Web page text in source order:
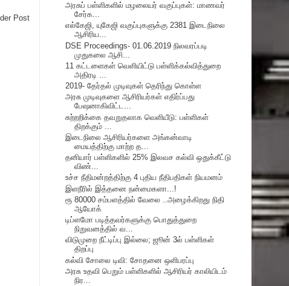
Post
அரசுப் பள்ளிகளில் மழலையர் வகுப்புகள்: மாணவர்
சேர்க...
எல்கேஜி, யுகேஜி வகுப்புகளுக்கு 2381 இடைநிலை
ஆசிரிய...
DSE Proceedings- 01.06.2019 நிலவரப்படி
முதுகலை ஆசி...
11 கட்டளைகள் வெளியிட்டு பள்ளிக்கல்வித்துறை
அதிரடி ...
2019- தேர்தல் முடிவுகள் தெரிந்து கொள்ள
அரசு முடிவுகளை ஆசிரியர்கள் எதிர்ப்பது
பேஷனாகிவிட்ட...
சுற்றறிக்கை தவறுதலாக வெளியீடு: பள்ளிகள்
திறக்கும் ...
இடைநிலை ஆசிரியர்களை அங்கன்வாடி
மையத்திற்கு மாற்ற த...
தனியார் பள்ளிகளில் 25% இலவச கல்வி ஒதுக்கீட்டு
விண்...
உச்ச நீதிமன்றத்திற்கு 4 புதிய நீதிபதிகள் நியமனம்
இளநீரில் இத்தனை நன்மைகளா...!
ரூ 80000 சம்பளத்தில் வேலை ..அழைக்கிறது நிதி
ஆயோக்
டிப்ளமோ படித்தவர்களுக்கு பொதுத்துறை
நிறுவனத்தில் வ...
விடுமுறை நீட்டிப்பு இல்லை; ஜூன் 3ல் பள்ளிகள்
திறப்பு
கல்வி சோலை டிவி: சோதனை ஒளிபரப்பு
அரசு உதவி பெறும் பள்ளிகளில் ஆசிரியர் காலியிடம்
நிர...